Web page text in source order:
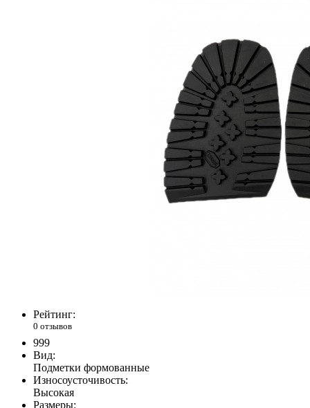
Рейтинг:
0 отзывов
999
Вид:
Подметки формованные
Износоусточивость:
Высокая
Размеры: